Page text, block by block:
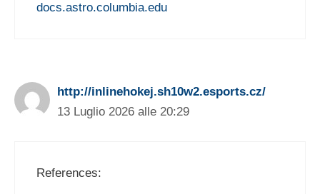
docs.astro.columbia.edu
http://inlinehokej.sh10w2.esports.cz/
13 Luglio 2026 alle 20:29
References: